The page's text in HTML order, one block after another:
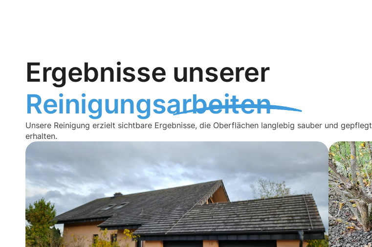
Ergebnisse unserer
Reinigungsarbeiten
Unsere Reinigung erzielt sichtbare Ergebnisse, die Oberflächen langlebig sauber und gepflegt
erhalten.